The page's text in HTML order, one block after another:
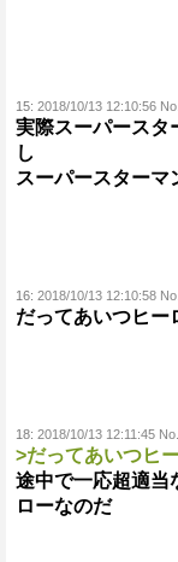
15: 2018/10/13 12:10:56
実際スーパースタ
し
スーパースター
16: 2018/10/13 12:10:58
だってあいつヒ
18: 2018/10/13 12:11:45
>だってあいつヒ
途中で一応超適当
ローなのだ